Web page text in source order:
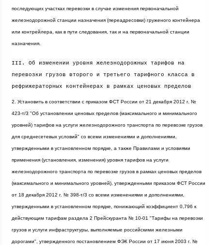
последующих участках перевозки в случае изменения первоначальной
железнодорожной станции назначения (переадресовки) груженого контейнера
или контрейлера, как в пути следования, так и на первоначальной станции
назначения.
III. Об изменении уровня железнодорожных тарифов на
перевозки грузов второго и третьего тарифного класса в
рефрижераторных контейнерах в рамках ценовых пределов
2. Установить в соответствии с приказом ФСТ России от 21 декабря 2012 г. №
423-т/3 "Об установлении ценовых пределов (максимального и минимального
уровней) тарифов на услуги железнодорожного транспорта по перевозке грузов
для среднесетевых условий" со всеми изменениями и дополнениями,
утвержденными в установленном порядке, а также Правилами и условиями
применения (установления, изменения) уровня тарифов на услуги
железнодорожного транспорта по перевозке грузов в рамках ценовых пределов
(максимального и минимального уровней), утвержденными приказом ФСТ России
от 18 декабря 2012 г. № 398-т/3 со всеми изменениями и дополнениями,
утвержденными в установленном порядке, понижающий коэффициент 0,796 к
действующим тарифам раздела 2 Прейскуранта № 10-01 "Тарифы на перевозки
грузов и услуги инфраструктуры, выполняемые российскими железными
дорогами", утвержденного постановлением ФЭК России от 17 июня 2003 г. №